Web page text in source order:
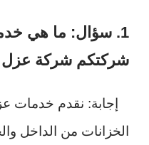
1. سؤال: ما هي
شركتكم شركة عزل
إجابة: نقدم خدمات
الخزانات من الداخل